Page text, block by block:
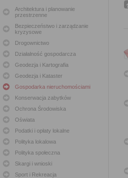
Architektura i planowanie
przestrzenne
Bezpieczeństwo i zarządzanie
kryzysowe
Drogownictwo
Działalność gospodarcza
Geodezja i Kartografia
Geodezja i Kataster
Gospodarka nieruchomościami
Konserwacja zabytków
Ochrona Środowiska
Oświata
Podatki i opłaty lokalne
Polityka lokalowa
Polityka społeczna
Skargi i wnioski
Sport i Rekreacja